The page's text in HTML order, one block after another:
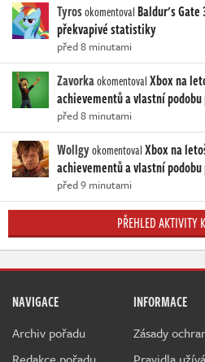
Tyrosokomentoval Baldur's
překvapivé statistiky
před 8 minutami
ZavorkaokomentovalXbox na
achievementů a vlastní
před 8 minutami
WollgyokomentovalXbox na
achievementů a vlastní
před 9 minutami
PŘEHLED AKTIVITY
NAVIGACE
Archiv pořadu
INFORMACE
Zásady